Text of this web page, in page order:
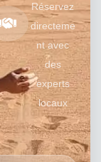
Réservez
directeme
nt avec
des
experts
locaux